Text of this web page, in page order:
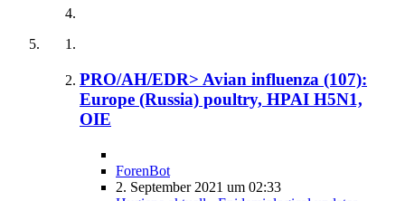
PRO/AH/EDR> Avian influenza (107):
Europe (Russia) poultry, HPAI H5N1,
OIE
ForenBot
2. September 2021 um 02:33